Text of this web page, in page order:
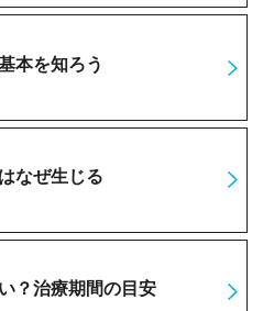
本を知ろう
なぜ生じる
？治療期間の目安